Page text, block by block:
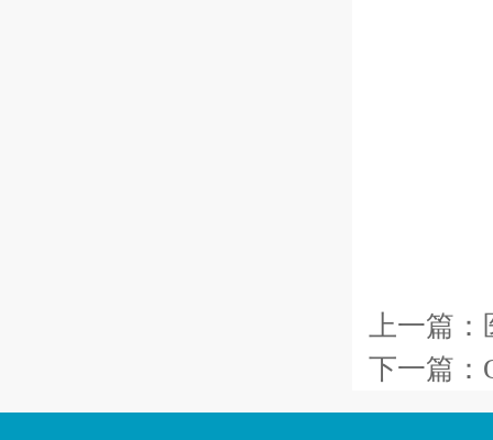
上一篇：
下一篇：